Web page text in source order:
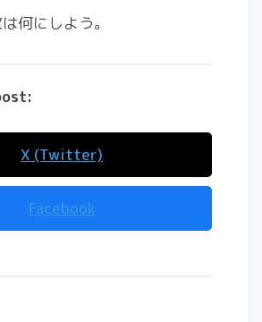
何にしよう。
X (Twitter)
Facebook